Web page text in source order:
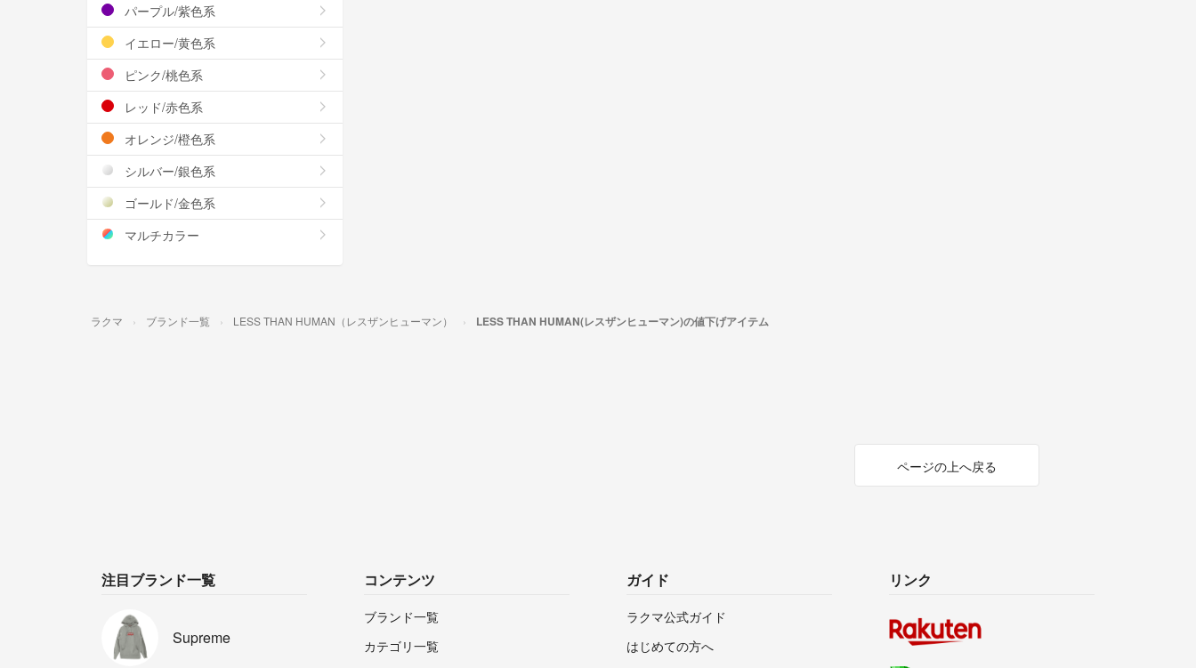
パープル/紫色系
イエロー/黄色系
ピンク/桃色系
レッド/赤色系
オレンジ/橙色系
シルバー/銀色系
ゴールド/金色系
マルチカラー
ラクマ ブランド一覧 LESS THAN HUMAN（レスザンヒューマン） LESS THAN HUMAN(レスザンヒューマン)の値下げアイテム
ページの上へ戻る
注目ブランド一覧
Supreme
コンテンツ
ブランド一覧
カテゴリ一覧
ガイド
ラクマ公式ガイド
はじめての方へ
リンク